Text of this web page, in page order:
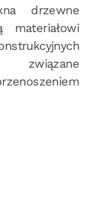
drzewne
materiałowi
związane